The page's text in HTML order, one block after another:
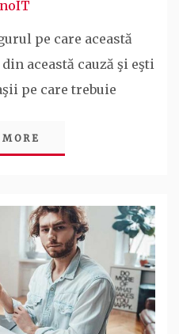
pe care această
această cauză şi eşti
pe care trebuie